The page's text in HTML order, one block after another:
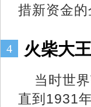
措新资金的
4 火柴大
当时世
直到1931